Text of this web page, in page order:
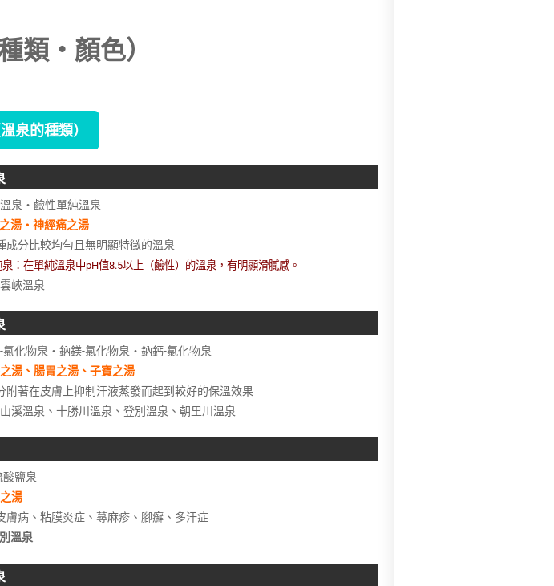
類・顏色）
泉的種類）
泉・鹼性單純溫泉
湯・神經痛之湯
成分比較均勻且無明顯特徵的溫泉
泉：在單純溫泉中pH值8.5以上（鹼性）的溫泉，有明顯滑膩感。
峽溫泉
氯化物泉・鈉鎂-氯化物泉・鈉鈣-氯化物泉
湯、腸胃之湯、子寶之湯
著在皮膚上抑制汗液蒸發而起到較好的保溫效果
溪溫泉、十勝川溫泉、登別溫泉、朝里川溫泉
酸鹽泉
湯
病、粘膜炎症、蕁麻疹、腳癬、多汗症
溫泉